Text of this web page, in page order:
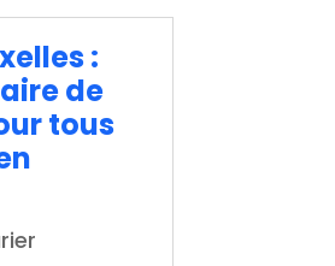
:
de
tous